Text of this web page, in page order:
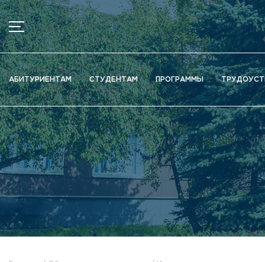
АБИТУРИЕНТАМ СТУДЕНТАМ ПРОГРАММЫ
МЕНЮ
Новости
Объявления
Документы
Сведения об образовательной организации
Официально о приёме
Научная деятельность
Высшие школы / Институты / Департаменты
Дополнительное образование
Федеральный ресурсный центр
Вакантные места для приема (перевода)